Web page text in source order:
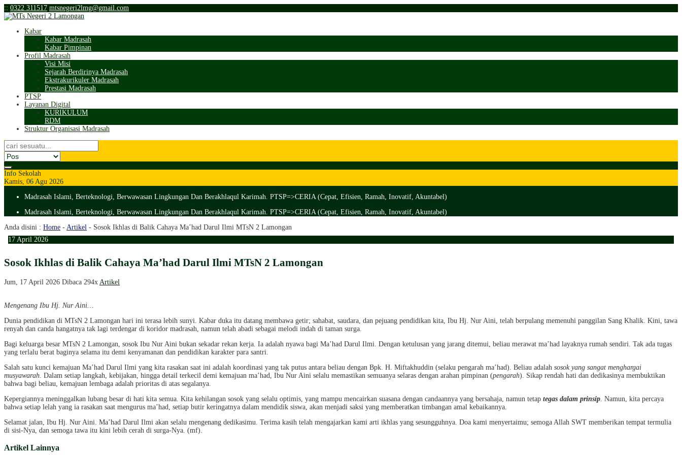
:: 0322 311517 mtsnegeri2lmg@gmail.com
Kabar
Kabar Madrasah
Kabar Pimpinan
Profil Madrasah
Visi Misi
Sejarah Berdirinya Madrasah
Ekstrakurikuler Madrasah
Prestasi Madrasah
PTSP
Layanan Digital
KURIKULUM
RDM
Struktur Organisasi Madrasah
Info Sekolah
Kamis, 06 Agu 2026
Madrasah Islami, Berteknologi, Berwawasan Lingkungan Dan Berakhlaqul Karimah. PTSP=>CERIA (Cepat, Efisien, Ramah, Inovatif, Akuntabel)
Madrasah Islami, Berteknologi, Berwawasan Lingkungan Dan Berakhlaqul Karimah. PTSP=>CERIA (Cepat, Efisien, Ramah, Inovatif, Akuntabel)
Anda disini : Home - Artikel - Sosok Ikhlas di Balik Cahaya Ma’had Darul Ilmi MTsN 2 Lamongan
17 April 2026
Sosok Ikhlas di Balik Cahaya Ma’had Darul Ilmi MTsN 2 Lamongan
Jum, 17 April 2026 Dibaca 294x Artikel
Mengenang Ibu Hj. Nur Aini…
Dunia pendidikan di MTsN 2 Lamongan hari ini terasa lebih sunyi. Kabar duka itu datang membawa getir; sahabat, saudara, dan pejuang pendidikan kita, Ibu Hj. Nur Aini, telah berpulang memenuhi panggilan Sang Khalik. Kini, tawa
renyah dan canda hangatnya tak lagi terdengar di koridor madrasah, namun telah abadi sebagai melodi indah di taman surga.
Bagi keluarga besar MTsN 2 Lamongan, sosok Ibu Nur Aini bukan sekadar rekan kerja. Ia adalah nyawa bagi Ma’had Darul Ilmi. Dengan ketulusan yang jarang ditemui, beliau merawat ma’had layaknya rumah sendiri. Tak ada tugas
yang terlalu berat baginya selama itu demi kenyamanan dan pendidikan karakter para santri.
Salah satu kunci kemajuan Ma’had Darul Ilmi yang kita rasakan saat ini adalah koordinasi yang tak putus antara beliau dengan Bpk. H. Miftakhuddin (selaku pengarah ma’had). Beliau adalah sosok yang sangat menghargai
musyawarah . Dalam setiap langkah, kebijakan, hingga detail terkecil demi kemajuan ma’had, Ibu Nur Aini selalu memastikan semuanya selaras dengan arahan pimpinan (pengarah). Sikap rendah hati dan dedikasinya membuktikan
bahwa bagi beliau, kemajuan lembaga adalah prioritas di atas segalanya.
Kepergiannya meninggalkan lubang besar di hati kita semua. Kita kehilangan sosok yang selalu optimis, yang mampu mencairkan suasana dengan candaannya yang bersahaja, namun tetap tegas dalam prinsip . Namun, kita percaya
bahwa setiap lelah yang ia rasakan saat mengurus ma’had, setiap butir keringatnya dalam mendidik siswa, akan menjadi saksi yang memberatkan timbangan amal kebaikannya.
Selamat jalan, Ibu Hj. Nur Aini. Ma’had Darul Ilmi akan selalu mengenang dedikasimu. Terima kasih telah mengajarkan kami arti ikhlas yang sesungguhnya. Doa kami menyertaimu; semoga Allah SWT memberikan tempat termulia
di sisi-Nya, dan semoga tawa itu kini lebih cerah di surga-Nya. (mf).
Artikel Lainnya